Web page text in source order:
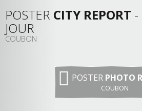
POSTER CITY REPORT -
JOUR
COUBON
POSTER PHOTO
COUBON